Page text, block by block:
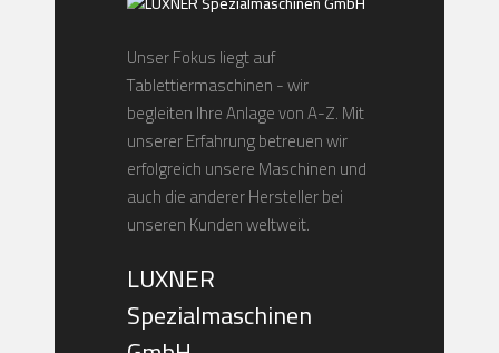
Unser Fokus liegt auf
Tablettiermaschinen - wir
begleiten Ihre Anlage von A-Z. Mit
unserer Erfahrung betreuen wir
erfolgreich unsere Maschinen und
auch die anderer Hersteller bei
unseren Kunden weltweit.
LUXNER
Spezialmaschinen